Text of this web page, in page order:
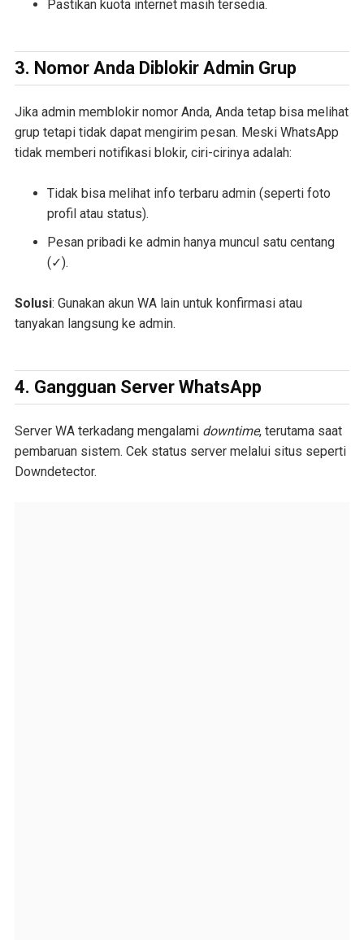
Pastikan kuota internet masih tersedia.
3. Nomor Anda Diblokir Admin Grup
Jika admin memblokir nomor Anda, Anda tetap bisa melihat
grup tetapi tidak dapat mengirim pesan. Meski WhatsApp
tidak memberi notifikasi blokir, ciri-cirinya adalah:
Tidak bisa melihat info terbaru admin (seperti foto
profil atau status).
Pesan pribadi ke admin hanya muncul satu centang
(✓).
Solusi: Gunakan akun WA lain untuk konfirmasi atau
tanyakan langsung ke admin.
4. Gangguan Server WhatsApp
Server WA terkadang mengalami downtime, terutama saat
pembaruan sistem. Cek status server melalui situs seperti
Downdetector.